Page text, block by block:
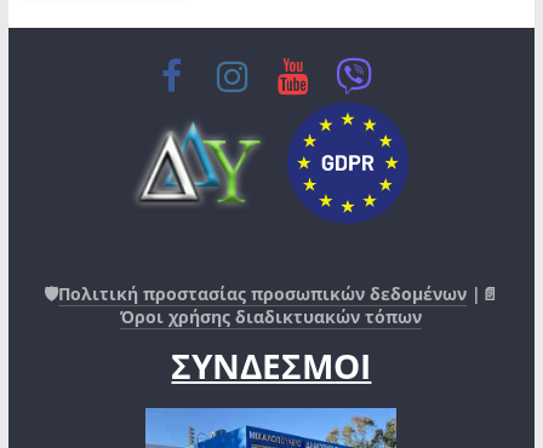
🛡️Πολιτική προστασίας προσωπικών δεδομένων |📄
Όροι χρήσης διαδικτυακών τόπων
ΣΥΝΔΕΣΜΟΙ